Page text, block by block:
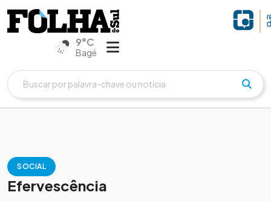
9°C
Bagé
SOCIAL
Efervescência